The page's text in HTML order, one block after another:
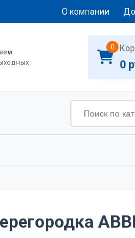
О компании
0
0